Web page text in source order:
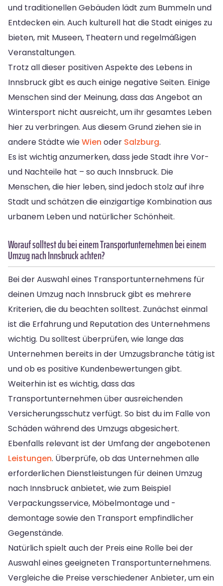
und traditionellen Gebäuden lädt zum Bummeln und
Entdecken ein. Auch kulturell hat die Stadt einiges zu
bieten, mit Museen, Theatern und regelmäßigen
Veranstaltungen.
Trotz all dieser positiven Aspekte des Lebens in
Innsbruck gibt es auch einige negative Seiten. Einige
Menschen sind der Meinung, dass das Angebot an
Wintersport nicht ausreicht, um ihr gesamtes Leben
hier zu verbringen. Aus diesem Grund ziehen sie in
andere Städte wieWien oder Salzburg.
Es ist wichtig anzumerken, dass jede Stadt ihre Vor-
und Nachteile hat – so auch Innsbruck. Die
Menschen, die hier leben, sind jedoch stolz auf ihre
Stadt und schätzen die einzigartige Kombination aus
urbanem Leben und natürlicher Schönheit.
Worauf solltest du bei einem Transportunternehmen bei einem
Umzug nach Innsbruck achten?
Bei der Auswahl eines Transportunternehmens für
deinen Umzug nach Innsbruck gibt es mehrere
Kriterien, die du beachten solltest. Zunächst einmal
ist die Erfahrung und Reputation des Unternehmens
wichtig. Du solltest überprüfen, wie lange das
Unternehmen bereits in der Umzugsbranche tätig ist
und ob es positive Kundenbewertungen gibt.
Weiterhin ist es wichtig, dass das
Transportunternehmen über ausreichenden
Versicherungsschutz verfügt. So bist du im Falle von
Schäden während des Umzugs abgesichert.
Ebenfalls relevant ist der Umfang der angebotenen
Leistungen. Überprüfe, ob das Unternehmen alle
erforderlichen Dienstleistungen für deinen Umzug
nach Innsbruck anbietet, wie zum Beispiel
Verpackungsservice, Möbelmontage und -
demontage sowie den Transport empfindlicher
Gegenstände.
Natürlich spielt auch der Preis eine Rolle bei der
Auswahl eines geeigneten Transportunternehmens.
Vergleiche die Preise verschiedener Anbieter, um ein